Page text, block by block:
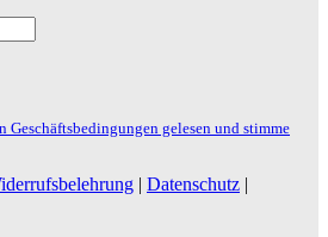
Geschäftsbedingungen gelesen und stimme
| Datenschutz |